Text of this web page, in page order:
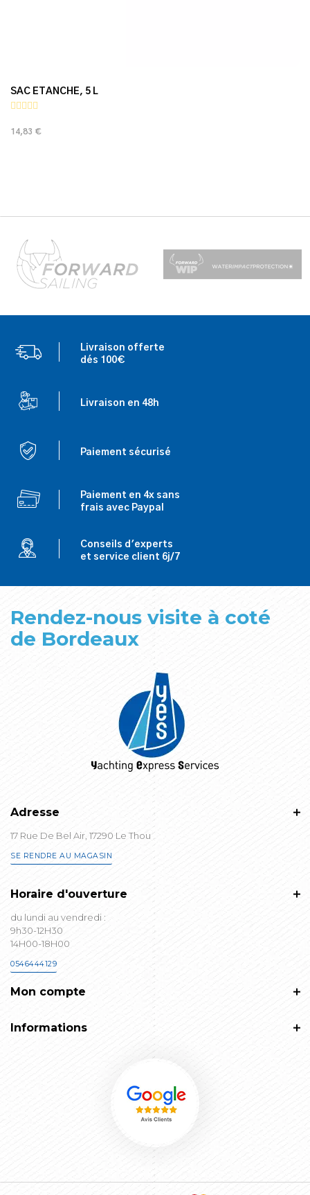
SAC ETANCHE, 5 L
14,83 €
Livraison offerte
dés 100€
Livraison en 48h
Paiement sécurisé
Paiement en 4x sans
frais avec Paypal
Conseils d'experts
et service client 6j/7
Rendez-nous visite à coté
de Bordeaux
Adresse
17 Rue De Bel Air, 17290 Le Thou
SE RENDRE AU MAGASIN
Horaire d'ouverture
du lundi au vendredi :
9h30-12H30
14H00-18H00
0546444129
Mon compte
Informations